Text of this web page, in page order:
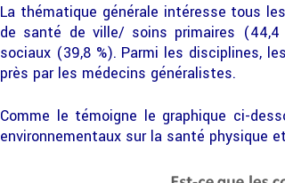
La thématique générale intéresse tous
de santé de ville/ soins primaires
sociaux (39,8 %). Parmi les disciplines,
près par les médecins généralistes.
Comme le témoigne le graphique ci-
environnementaux sur la santé physique